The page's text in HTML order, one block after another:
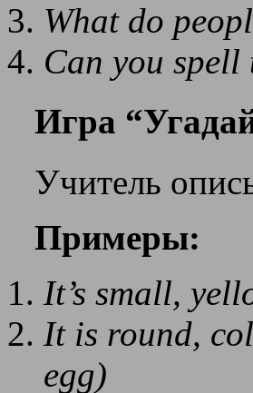
What do
Can you
Игра
Учитель
Примеры:
It’s small,
It is round,
egg)